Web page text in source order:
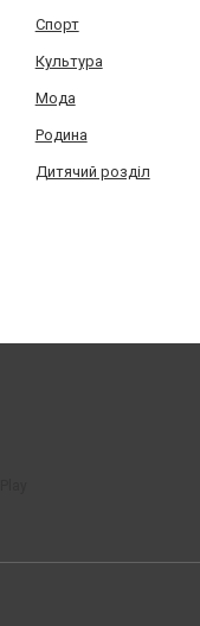
Спорт
Культура
Мода
Родина
Дитячий розділ